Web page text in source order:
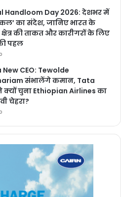
Handloom Day 2026: देशभर में
का संदेश, जानिए भारत के
की ताकत और कारीगरों के लिए
पहल
CEO: Tewolde
संभालेंगे कमान, Tata
क्यों चुना Ethiopian Airlines का
चेहरा?